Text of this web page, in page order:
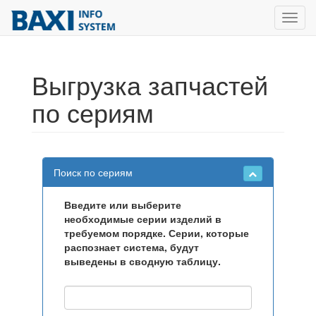
Выгрузка запчастей
по сериям
Поиск по сериям
Введите или выберите
необходимые серии изделий в
требуемом порядке. Серии, которые
распознает система, будут
выведены в сводную таблицу.